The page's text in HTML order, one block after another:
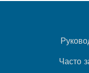
Часто